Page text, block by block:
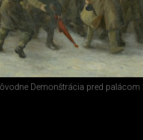
Demonštrácia pred palácom